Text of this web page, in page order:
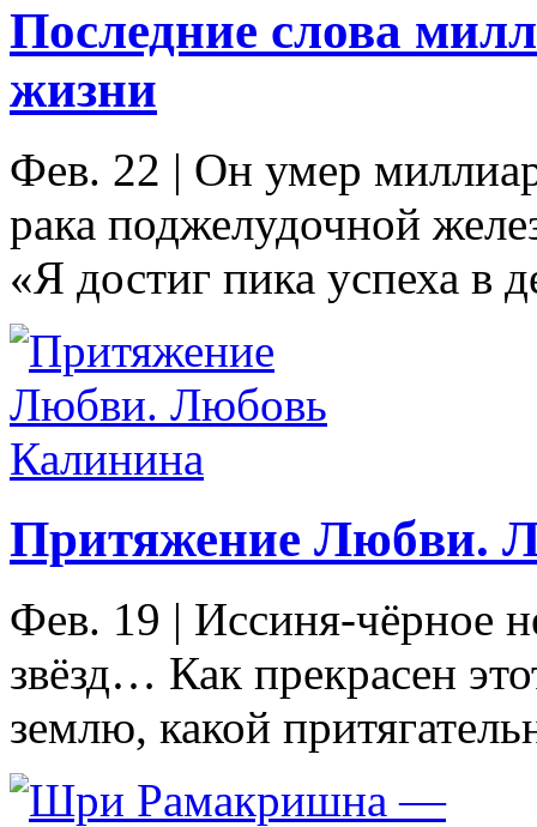
Последние слова
жизни
Фев. 22 | Он умер
рака поджелудочной
«Я достиг пика успеха в
Притяжение Любви.
Фев. 19 | Иссиня-чёрное
звёзд… Как прекрасен
землю, какой